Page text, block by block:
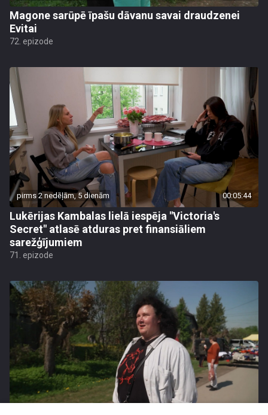
Magone sarūpē īpašu dāvanu savai draudzenei
Evitai
72. epizode
pirms 2 nedēļām, 5 dienām 00:05:44
Lukērijas Kambalas lielā iespēja "Victoria's
Secret" atlasē atduras pret finansiāliem
sarežģījumiem
71. epizode